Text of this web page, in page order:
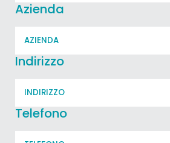
Azienda
Indirizzo
Telefono